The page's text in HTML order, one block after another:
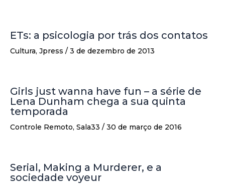
ETs: a psicologia por trás dos contatos
Cultura, Jpress / 3 de dezembro de 2013
Girls just wanna have fun – a série de
Lena Dunham chega a sua quinta
temporada
Controle Remoto, Sala33 / 30 de março de 2016
Serial, Making a Murderer, e a
sociedade voyeur